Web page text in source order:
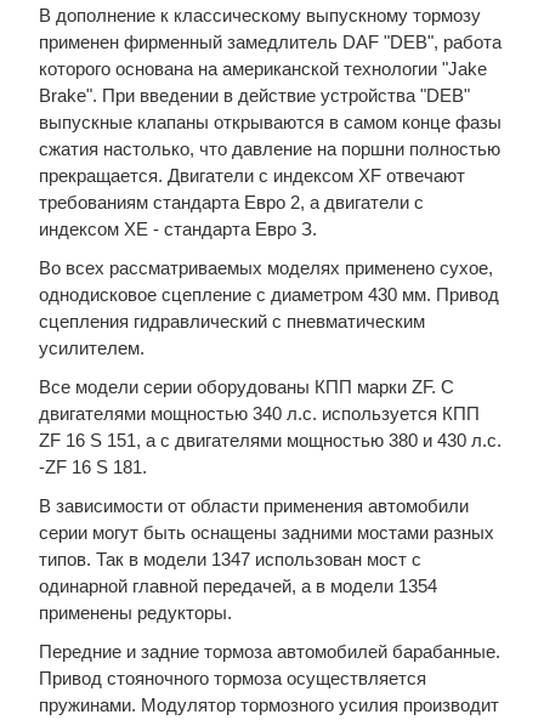
В дополнение к классическому выпускному тормозу
применен фирменный замедлитель DAF "DEB", работа
которого основана на американской технологии "Jake
Brake". При введении в действие устройства "DEB"
выпускные клапаны открываются в самом конце фазы
сжатия настолько, что давление на поршни полностью
прекращается. Двигатели с индексом XF отвечают
требованиям стандарта Евро 2, а двигатели с
индексом ХЕ - стандарта Евро З.
Во всех рассматриваемых моделях применено сухое,
однодисковое сцепление с диаметром 430 мм. Привод
сцепления гидравлический с пневматическим
усилителем.
Все модели серии оборудованы КПП марки ZF. С
двигателями мощностью 340 л.с. используется КПП
ZF 16 S 151, а с двигателями мощностью 380 и 430 л.с.
-ZF 16 S 181.
В зависимости от области применения автомобили
серии могут быть оснащены задними мостами разных
типов. Так в модели 1347 использован мост с
одинарной главной передачей, а в модели 1354
применены редукторы.
Передние и задние тормоза автомобилей барабанные.
Привод стояночного тормоза осуществляется
пружинами. Модулятор тормозного усилия производит